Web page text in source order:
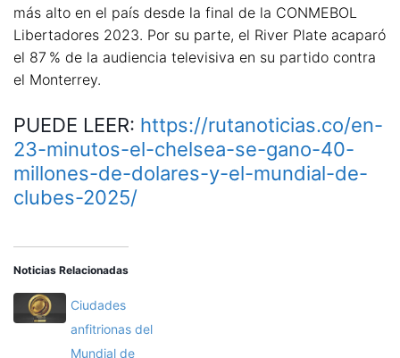
más alto en el país desde la final de la CONMEBOL
Libertadores 2023. Por su parte, el River Plate acaparó
el 87 % de la audiencia televisiva en su partido contra
el Monterrey.
PUEDE LEER: https://rutanoticias.co/en-
23-minutos-el-chelsea-se-gano-40-
millones-de-dolares-y-el-mundial-de-
clubes-2025/
Noticias Relacionadas
Ciudades
anfitrionas del
Mundial de